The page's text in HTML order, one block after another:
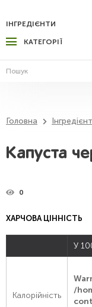
КАТЕГОРІЇ
ІНГРЕДІЄНТИ
Головна
Капуста
0
ХАРЧОВА ЦІННІСТЬ
У
Калорійність
/